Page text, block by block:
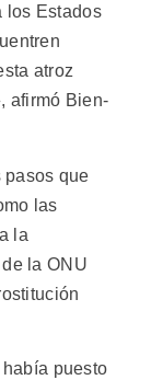
los Estados
atroz
afirmó Bien-
que
las
la
la ONU
puesto